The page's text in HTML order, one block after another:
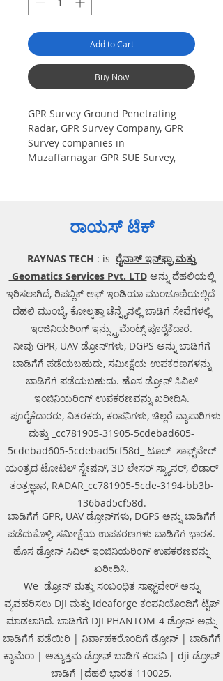
Add to Cart
Buy Now
GPR Survey Ground Penetrating
Radar, GPR Survey Company, GPR
Survey companies in
Muzaffarnagar GPR SUE Survey,
India GPR SUE (Ground Penetrating
Radar) Geo scanning Survey
Sub-Surface Utility Scanner
|Locator, Equipment. Instrument,
GPR Survey machine in Uttar
Pradesh, .Ground Penetrating
Radar Equipment. GPR Survey
companies in Gaya, Ground
Penetrating Radar, | RAYNAS |
TECH. GPR SUE Survey, Ground
Penetrating Radar Provider
Companies Survey,Underground
Utility Scanner Locator
Mapping.GPR(Ground Penetrating
Radar) Survey Provider . We
provide consolidated complete
solution to create detailed digital
mapping of underground utility
lines in GIS platform.This exercise
helps in detection of buried
utilities (pipes, cables, etc.) for
excavation planning and damage
avoidance. Ground Penetrating
Radar Provider Companies Survey,
Underground Utility Scanner
Locator Mapping. India
GPR(Ground Penetrating Radar)
Survey Provider. We provide
consolidated complete solution to
create detailed digital mapping of
underground utility lines in GIS
ರಾಯಸ್ ಟೆಕ್
RAYNAS TECH : is ರೈನಾಸ್ ಇನ್‌ಫ್ರಾ ಮತ್ತು
Geomatics Services Pvt. LTDಅನ್ನು ದೆಹಲಿಯಲ್ಲಿ
ಇರಿಸಲಾಗಿದೆ, ರಿಪಬ್ಲಿಕ್ ಆಫ್ ಇಂಡಿಯಾ ಮುಂಚೂಣಿಯಲ್ಲಿದೆ
ದೆಹಲಿ ಮುಂಬೈ, ಕೋಲ್ಕತ್ತಾ ಚೆನ್ನೈನಲ್ಲಿ ಬಾಡಿಗೆ ಸೇವೆಗಳಲ್ಲಿ
ಇಂಜಿನಿಯರಿಂಗ್ ಇನ್ಸ್ಟ್ರುಮೆಂಟ್ಸ್ ಪೂರೈಕೆದಾರ.
ನೀವು GPR, UAV ಡ್ರೋನ್‌ಗಳು, DGPS ಅನ್ನು ಬಾಡಿಗೆಗೆ
ಬಾಡಿಗೆಗೆ ಪಡೆಯಬಹುದು, ಸಮೀಕ್ಷೆಯ ಉಪಕರಣಗಳನ್ನು
ಬಾಡಿಗೆಗೆ ಪಡೆಯಬಹುದು. ಹೊಸ ಡ್ರೋನ್ ಸಿವಿಲ್
ಇಂಜಿನಿಯರಿಂಗ್ ಉಪಕರಣವನ್ನು ಖರೀದಿಸಿ.
ಪೂರೈಕೆದಾರರು, ವಿತರಕರು, ಕಂಪನಿಗಳು, ಚಿಲ್ಲರೆ ವ್ಯಾಪಾರಿಗಳು
ಮತ್ತು _cc781905-31905-5cdebad605-
5cdebad605-5cdebad5cf58d_ ಟೂಲ್ ಸಾಫ್ಟ್‌ವೇರ್
ಯಂತ್ರದ ಟೋಟಲ್ ಸ್ಟೇಷನ್, 3D ಲೇಸರ್ ಸ್ಕ್ಯಾನರ್, ಲಿಡಾರ್
ತಂತ್ರಜ್ಞಾನ, RADAR_cc781905-5cde-3194-bb3b-
136bad5cf58d.
ಬಾಡಿಗೆಗೆ GPR, UAV ಡ್ರೋನ್‌ಗಳು, DGPS ಅನ್ನು ಬಾಡಿಗೆಗೆ
ಪಡೆದುಕೊಳ್ಳಿ, ಸಮೀಕ್ಷೆಯ ಉಪಕರಣಗಳು ಬಾಡಿಗೆಗೆ ಭಾರತ.
ಹೊಸ ಡ್ರೋನ್ ಸಿವಿಲ್ ಇಂಜಿನಿಯರಿಂಗ್ ಉಪಕರಣವನ್ನು
ಖರೀದಿಸಿ.
We ಡ್ರೋನ್ ಮತ್ತು ಸಂಬಂಧಿತ ಸಾಫ್ಟ್‌ವೇರ್ ಅನ್ನು
ವ್ಯವಹರಿಸಲು DJI ಮತ್ತು Ideaforge ಕಂಪನಿಯೊಂದಿಗೆ ಟೈಪ್
ಮಾಡಲಾಗಿದೆ. ಬಾಡಿಗೆಗೆ DJI PHANTOM-4 ಡ್ರೋನ್ ಅನ್ನು
ಬಾಡಿಗೆಗೆ ಪಡೆಯಿರಿ | ನಿರ್ವಾಹಕರೊಂದಿಗೆ ಡ್ರೋನ್ | ಬಾಡಿಗೆಗೆ
ಕ್ಯಾಮೆರಾ | ಅತ್ಯುತ್ತಮ ಡ್ರೋನ್ ಬಾಡಿಗೆ ಕಂಪನಿ | dji ಡ್ರೋನ್
ಬಾಡಿಗೆ |ದೆಹಲಿ ಭಾರತ 110025.